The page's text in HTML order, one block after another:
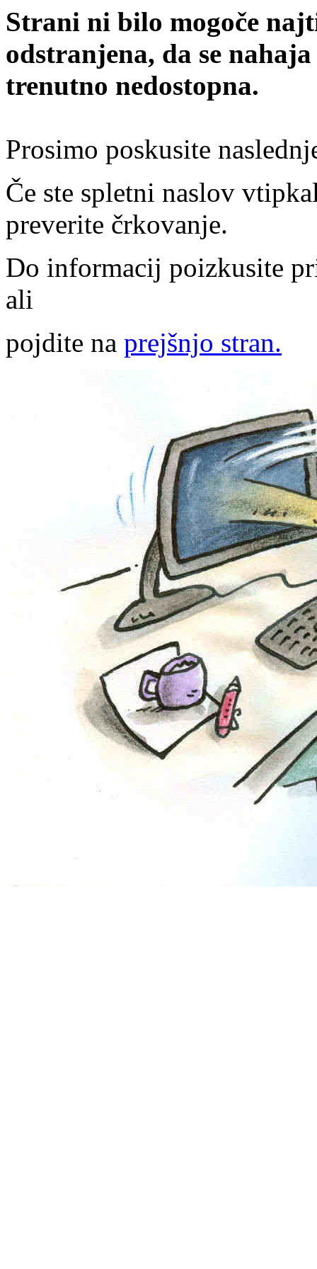
Strani ni bilo mogoče
odstranjena, da se
trenutno nedostopna.
Prosimo poskusite
Če ste spletni naslov
preverite črkovanje.
Do informacij poizkusite
ali
pojdite na prejšnjo stran.